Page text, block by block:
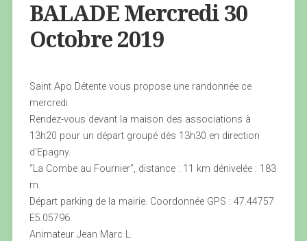
BALADE Mercredi 30
Octobre 2019
Saint Apo Détente vous propose une randonnée ce
mercredi.
Rendez-vous devant la maison des associations à
13h20 pour un départ groupé dès 13h30 en direction
d’Epagny.
“La Combe au Fournier”, distance : 11 km dénivelée : 183
m.
Départ parking de la mairie. Coordonnée GPS : 47.44757
E5.05796.
Animateur Jean Marc L.